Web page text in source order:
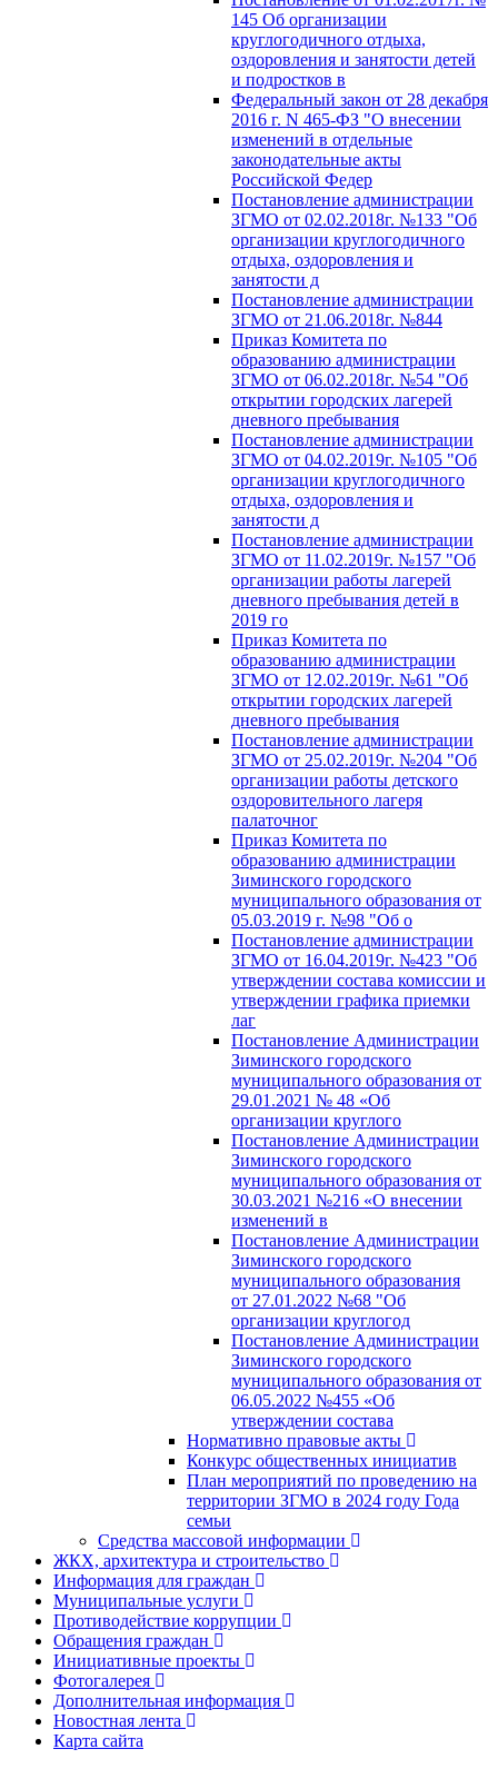
145 Об организации
круглогодичного отдыха,
оздоровления и занятости детей
и подростков в
Федеральный закон от 28 декабря
2016 г. N 465-ФЗ "О внесении
изменений в отдельные
законодательные акты
Российской Федер
Постановление администрации
ЗГМО от 02.02.2018г. №133 "Об
организации круглогодичного
отдыха, оздоровления и
занятости д
Постановление администрации
ЗГМО от 21.06.2018г. №844
Приказ Комитета по
образованию администрации
ЗГМО от 06.02.2018г. №54 "Об
открытии городских лагерей
дневного пребывания
Постановление администрации
ЗГМО от 04.02.2019г. №105 "Об
организации круглогодичного
отдыха, оздоровления и
занятости д
Постановление администрации
ЗГМО от 11.02.2019г. №157 "Об
организации работы лагерей
дневного пребывания детей в
2019 го
Приказ Комитета по
образованию администрации
ЗГМО от 12.02.2019г. №61 "Об
открытии городских лагерей
дневного пребывания
Постановление администрации
ЗГМО от 25.02.2019г. №204 "Об
организации работы детского
оздоровительного лагеря
палаточног
Приказ Комитета по
образованию администрации
Зиминского городского
муниципального образования от
05.03.2019 г. №98 "Об о
Постановление администрации
ЗГМО от 16.04.2019г. №423 "Об
утверждении состава комиссии и
утверждении графика приемки
лаг
Постановление Администрации
Зиминского городского
муниципального образования от
29.01.2021 № 48 «Об
организации круглого
Постановление Администрации
Зиминского городского
муниципального образования от
30.03.2021 №216 «О внесении
изменений в
Постановление Администрации
Зиминского городского
муниципального образования
от 27.01.2022 №68 "Об
организации круглогод
Постановление Администрации
Зиминского городского
муниципального образования от
06.05.2022 №455 «Об
утверждении состава
Нормативно правовые акты
Конкурс общественных инициатив
План мероприятий по проведению на
территории ЗГМО в 2024 году Года
семьи
Средства массовой информации
ЖКХ, архитектура и строительство
Информация для граждан
Муниципальные услуги
Противодействие коррупции
Обращения граждан
Инициативные проекты
Фотогалерея
Дополнительная информация
Новостная лента
Карта сайта